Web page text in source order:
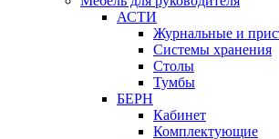
АСТИ
Журнальные и
Системы хранения
Столы
Тумбы
БЕРН
Кабинет
Комплектующие